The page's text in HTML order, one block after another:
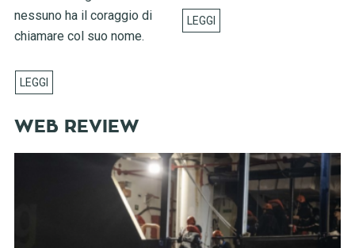
nessuno ha il coraggio di
chiamare col suo nome.
WEB REVIEW